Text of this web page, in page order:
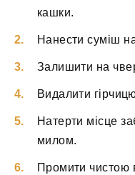
кашки.
Нанести суміш
Залишити на
Видалити
Натерти місце
милом.
Промити чистою